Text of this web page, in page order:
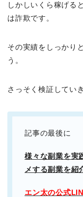
しかしいくら稼げる
は詐欺です。
その実績をしっかり
う。
さっそく検証してい
記事の最後に
様々な副業を実
メする副業を紹
エン太の公式